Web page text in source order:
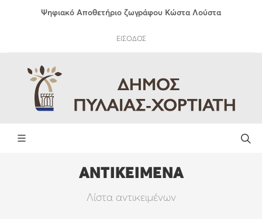
Ψηφιακό Αποθετήριο ζωγράφου Κώστα Λούστα
ΕΙΣΟΔΟΣ
ΑΝΤΙΚΕΙΜΕΝΑ
Λίστα αντικειμένων